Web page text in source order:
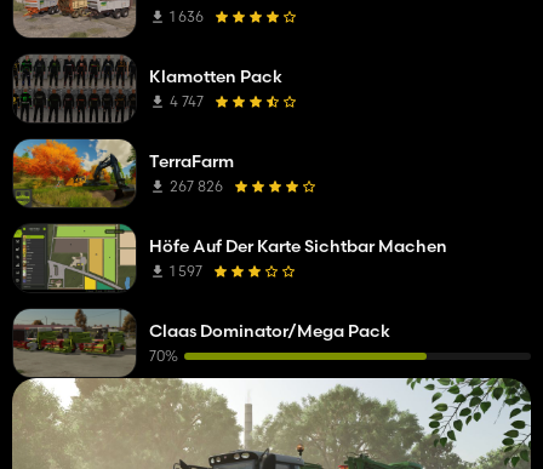
1 636
Klamotten Pack
4 747
TerraFarm
267 826
Höfe Auf Der Karte Sichtbar Machen
1 597
Claas Dominator/Mega Pack
70%